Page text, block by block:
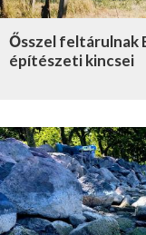
Ősszel feltárulnak
építészeti kincsei